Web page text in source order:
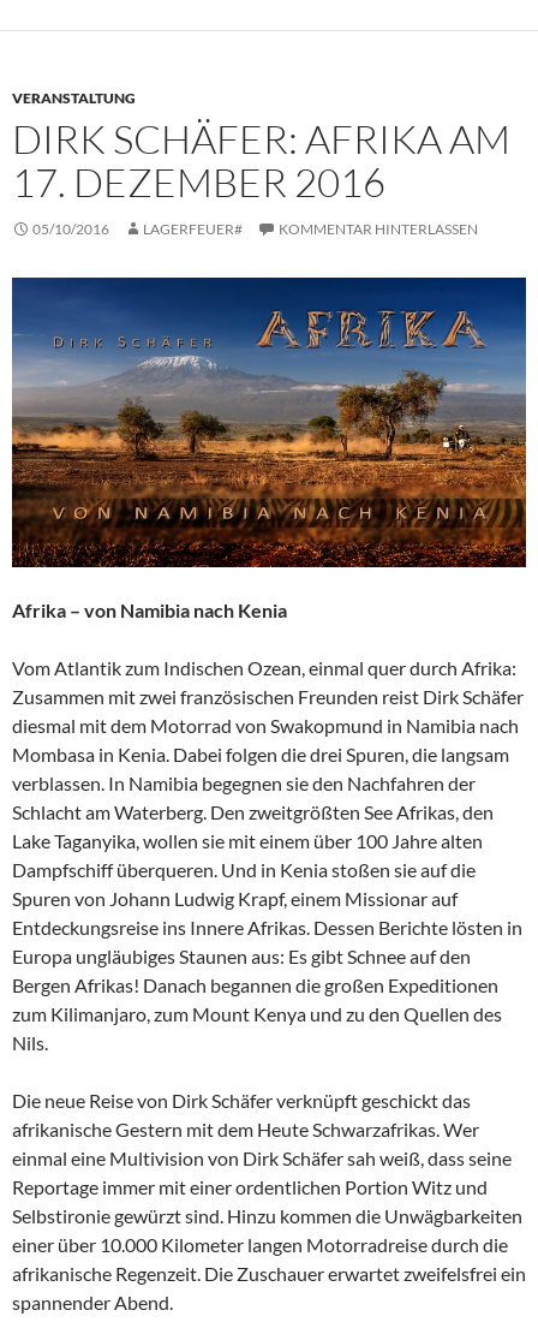
VERANSTALTUNG
DIRK SCHÄFER: AFRIKA AM
17. DEZEMBER 2016
05/10/2016 LAGERFEUER# KOMMENTAR HINTERLASSEN
Afrika – von Namibia nach Kenia
Vom Atlantik zum Indischen Ozean, einmal quer durch Afrika:
Zusammen mit zwei französischen Freunden reist Dirk Schäfer
diesmal mit dem Motorrad von Swakopmund in Namibia nach
Mombasa in Kenia. Dabei folgen die drei Spuren, die langsam
verblassen. In Namibia begegnen sie den Nachfahren der
Schlacht am Waterberg. Den zweitgrößten See Afrikas, den
Lake Taganyika, wollen sie mit einem über 100 Jahre alten
Dampfschiff überqueren. Und in Kenia stoßen sie auf die
Spuren von Johann Ludwig Krapf, einem Missionar auf
Entdeckungsreise ins Innere Afrikas. Dessen Berichte lösten in
Europa ungläubiges Staunen aus: Es gibt Schnee auf den
Bergen Afrikas! Danach begannen die großen Expeditionen
zum Kilimanjaro, zum Mount Kenya und zu den Quellen des
Nils.
Die neue Reise von Dirk Schäfer verknüpft geschickt das
afrikanische Gestern mit dem Heute Schwarzafrikas. Wer
einmal eine Multivision von Dirk Schäfer sah weiß, dass seine
Reportage immer mit einer ordentlichen Portion Witz und
Selbstironie gewürzt sind. Hinzu kommen die Unwägbarkeiten
einer über 10.000 Kilometer langen Motorradreise durch die
afrikanische Regenzeit. Die Zuschauer erwartet zweifelsfrei ein
spannender Abend.